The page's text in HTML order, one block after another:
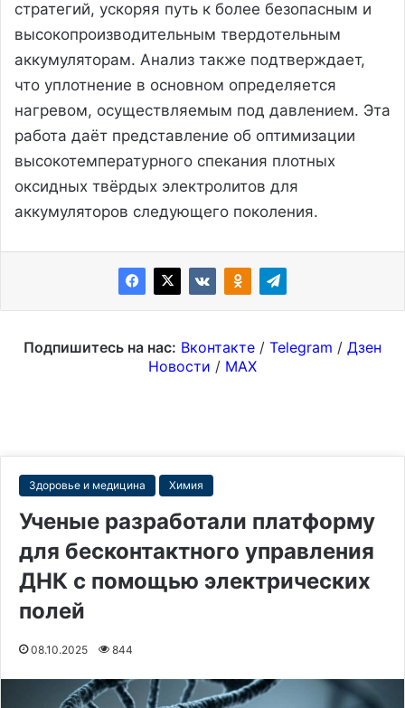
стратегий, ускоряя путь к более безопасным и
высокопроизводительным твердотельным
аккумуляторам. Анализ также подтверждает,
что уплотнение в основном определяется
нагревом, осуществляемым под давлением. Эта
работа даёт представление об оптимизации
высокотемпературного спекания плотных
оксидных твёрдых электролитов для
аккумуляторов следующего поколения.
Подпишитесь на нас: Вконтакте / Telegram / Дзен
Новости / MAX